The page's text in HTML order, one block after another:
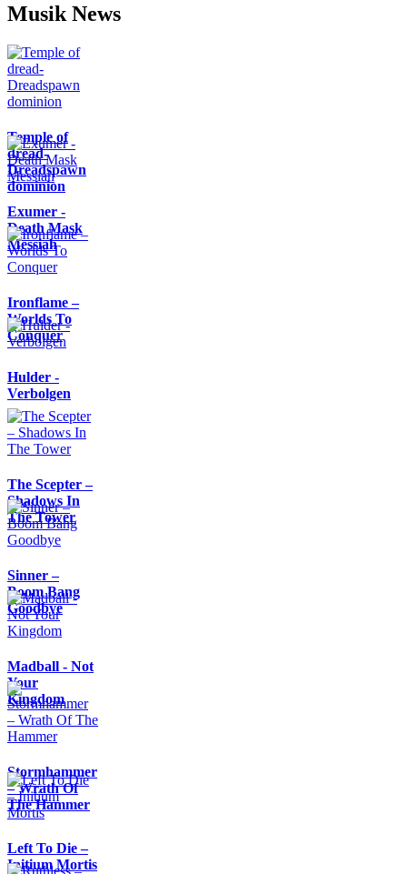
Musik News
Temple of
dread-
Dreadspawn
dominion
Exumer -
Death Mask
Messiah
Ironflame –
Worlds To
Conquer
Hulder -
Verbolgen
The Scepter –
Shadows In
The Tower
Sinner –
Boom Bang
Goodbye
Madball - Not
Your
Kingdom
Stormhammer
– Wrath Of
The Hammer
Left To Die –
Initium Mortis